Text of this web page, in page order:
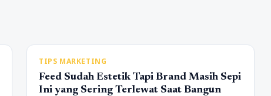
TIPS MARKETING
Feed Sudah Estetik Tapi Brand Masih Sepi
Ini yang Sering Terlewat Saat Bangun